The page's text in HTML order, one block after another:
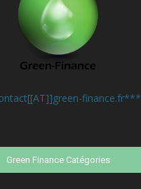
finance.fr***
Green Finance Catégories